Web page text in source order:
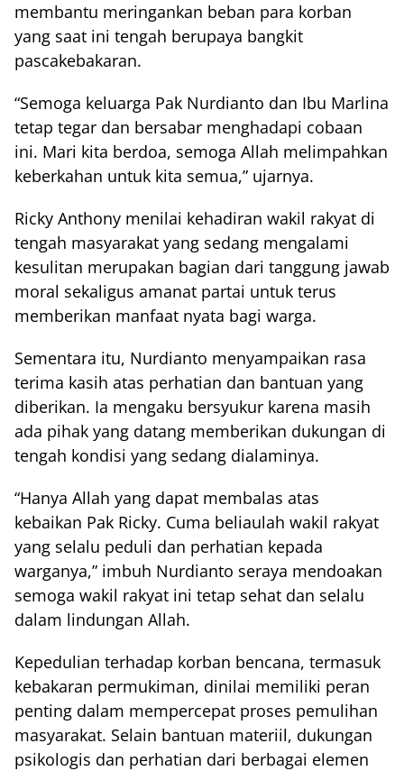
membantu meringankan beban para korban
yang saat ini tengah berupaya bangkit
pascakebakaran.
“Semoga keluarga Pak Nurdianto dan Ibu Marlina
tetap tegar dan bersabar menghadapi cobaan
ini. Mari kita berdoa, semoga Allah melimpahkan
keberkahan untuk kita semua,” ujarnya.
Ricky Anthony menilai kehadiran wakil rakyat di
tengah masyarakat yang sedang mengalami
kesulitan merupakan bagian dari tanggung jawab
moral sekaligus amanat partai untuk terus
memberikan manfaat nyata bagi warga.
Sementara itu, Nurdianto menyampaikan rasa
terima kasih atas perhatian dan bantuan yang
diberikan. Ia mengaku bersyukur karena masih
ada pihak yang datang memberikan dukungan di
tengah kondisi yang sedang dialaminya.
“Hanya Allah yang dapat membalas atas
kebaikan Pak Ricky. Cuma beliaulah wakil rakyat
yang selalu peduli dan perhatian kepada
warganya,” imbuh Nurdianto seraya mendoakan
semoga wakil rakyat ini tetap sehat dan selalu
dalam lindungan Allah.
Kepedulian terhadap korban bencana, termasuk
kebakaran permukiman, dinilai memiliki peran
penting dalam mempercepat proses pemulihan
masyarakat. Selain bantuan materiil, dukungan
psikologis dan perhatian dari berbagai elemen